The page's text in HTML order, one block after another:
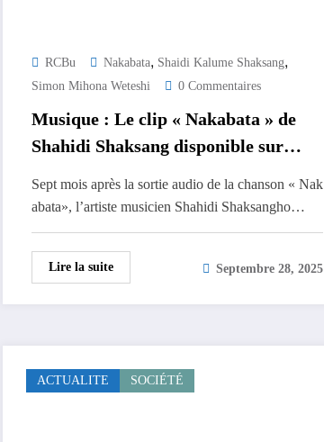
RCBu Nakabata, Shaidi Kalume Shaksang,
Simon Mihona Weteshi 0 Commentaires
Musique : Le clip « Nakabata » de
Shahidi Shaksang disponible sur
la culture Tembo
Sept mois après la sortie audio de la chanson « Nak
abata», l’artiste musicien Shahidi Shaksangho…
Lire la suite Septembre 28, 2025
ACTUALITE SOCIÉTÉ